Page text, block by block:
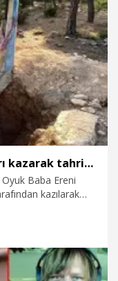
Define avcıları, 300 yıllık mezarı kazarak tahrip etti
Oyuk Baba Ereni
kazılarak